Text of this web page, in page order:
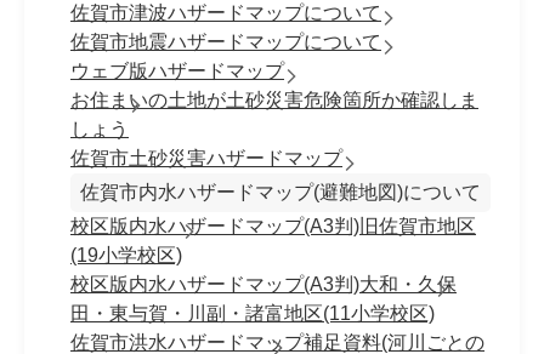
佐賀市津波ハザードマップについて
佐賀市地震ハザードマップについて
ウェブ版ハザードマップ
お住まいの土地が土砂災害危険箇所か確認しま
しょう
佐賀市土砂災害ハザードマップ
佐賀市内水ハザードマップ(避難地図)について
校区版内水ハザードマップ(A3判)旧佐賀市地区
(19小学校区)
校区版内水ハザードマップ(A3判)大和・久保
田・東与賀・川副・諸富地区(11小学校区)
佐賀市洪水ハザードマップ補足資料(河川ごとの